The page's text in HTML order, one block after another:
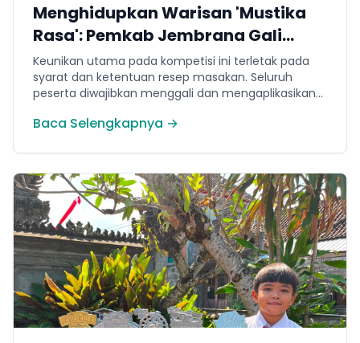
Menghidupkan Warisan 'Mustika
Rasa': Pemkab Jembrana Gali
Keteladanan Bung Karno Lewat
Lomba Cipta Menu Kuliner
Keunikan utama pada kompetisi ini terletak pada
syarat dan ketentuan resep masakan. Seluruh
peserta diwajibkan menggali dan mengaplikasikan
Mustika Rasa—buku kumpulan resep Nusantara
Indonesia, Ir. Soekarno. Melalui panduan resep
historis tersebut, para peserta berhasil
menghidangkan berbagai kreasi olahan pangan
lokal yang tidak hanya lezat tetapi juga bergizi,
beragam, aman dan seimbang.
Baca Selengkapnya →